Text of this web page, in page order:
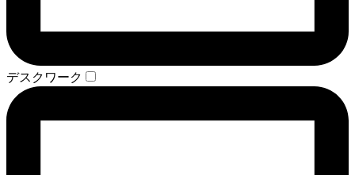
デスクワーク